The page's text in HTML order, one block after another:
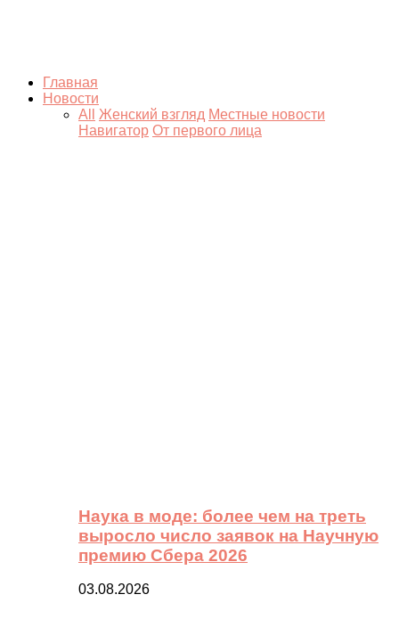
Главная
Новости
All
Женский взгляд Местные новости
Навигатор От первого лица
Наука в моде: более чем на треть
выросло число заявок на Научную
премию Сбера 2026
03.08.2026